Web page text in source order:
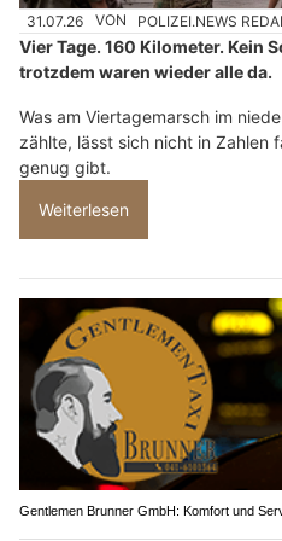
31.07.26 VON POLIZEI.NEWS
Vier Tage. 160 Kilometer. Kein
trotzdem waren wieder alle da.
Was am Viertagemarsch im
zählte, lässt sich nicht in Zahlen
genug gibt.
Weiterlesen
Gentlemen Brunner GmbH: Komfort und